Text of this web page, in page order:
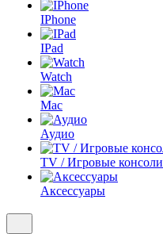
IPhone
IPad
Watch
Mac
Аудио
TV / Игровые консоли
Аксессуары